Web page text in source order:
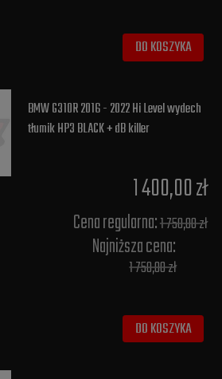
DO KOSZYKA
BMW G310R 2016 - 2022 Hi Level wydech
tłumik HP3 BLACK + dB killer
1 400,00 zł
Cena regularna:1 750,00 zł
Najniższa cena:
1 750,00 zł
DO KOSZYKA